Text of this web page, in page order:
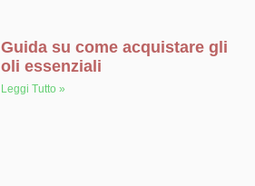
Guida su come acquistare gli
oli essenziali
Leggi Tutto »